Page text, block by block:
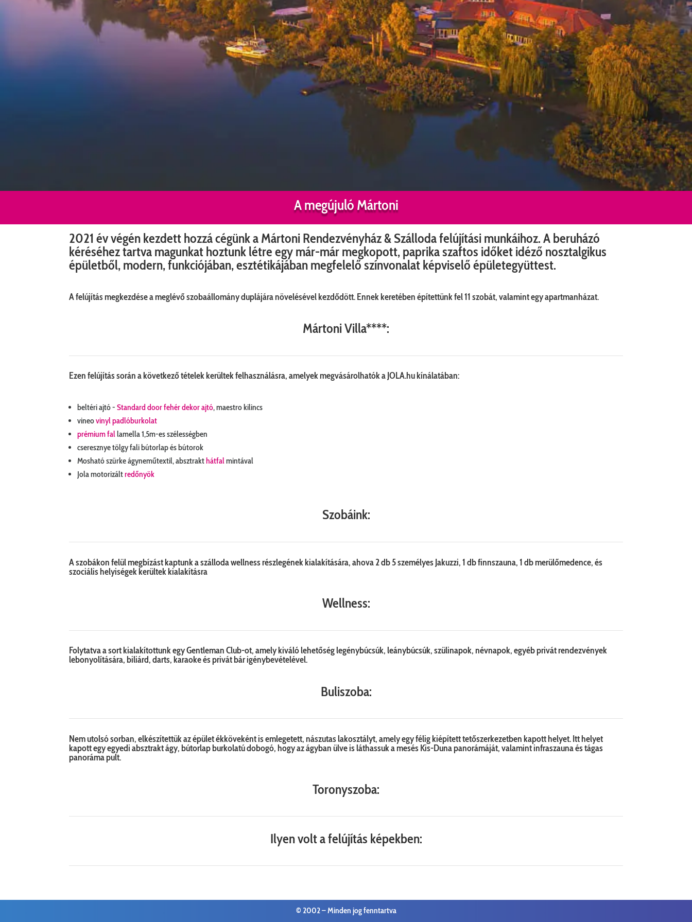
A megújuló Mártoni
2021 év végén kezdett hozzá cégünk aMártoni Rendezvényház & Szállodafelújítási munkáihoz. A beruházó
kéréséhez tartva magunkat hoztunk létre egy már-már megkopott, paprika szaftos időket idéző nosztalgikus
épületből, modern, funkciójában, esztétikájában megfelelő színvonalat képviselő épületegyüttest.
A felújítás megkezdése a meglévő szobaállomány duplájára növelésével kezdődött. Ennek keretében építettünk fel 11 szobát, valamint egy apartmanházat.
Mártoni Villa****:
Ezen felújítás során a következő tételek kerültek felhasználásra, amelyek megvásárolhatók aJOLA.hukínálatában:
beltéri ajtó -Standard door fehér dekor ajtó, maestro kilincs
vineovinyl padlóburkolat
prémium fallamella 1,5m-es szélességben
cseresznye tölgy fali bútorlap és bútorok
Mosható szürke ágyneműtextil, absztrakthátfalmintával
Jola motorizáltredőnyök
Szobáink:
A szobákon felül megbízást kaptunk a szálloda wellness részlegének kialakítására, ahova 2 db 5 személyes Jakuzzi, 1 db finnszauna, 1 db merülőmedence, és
szociális helyiségek kerültek kialakításra
Wellness:
Folytatva a sort kialakítottunk egy Gentleman Club-ot, amely kiváló lehetőség legénybúcsúk, leánybúcsúk, szülinapok, névnapok, egyéb privát rendezvények
lebonyolítására, biliárd, darts, karaoke és privát bár igénybevételével.
Buliszoba:
Nem utolsó sorban, elkészítettük az épület ékköveként is emlegetett, nászutas lakosztályt, amely egy félig kiépített tetőszerkezetben kapott helyet. Itt helyet
kapott egy egyedi absztrakt ágy, bútorlap burkolatú dobogó, hogy az ágyban ülve is láthassuk a mesés Kis-Duna panorámáját, valamint infraszauna és tágas
panoráma pult.
Toronyszoba:
Ilyen volt a felújítás képekben:
© 2002 –Minden jog fenntartva